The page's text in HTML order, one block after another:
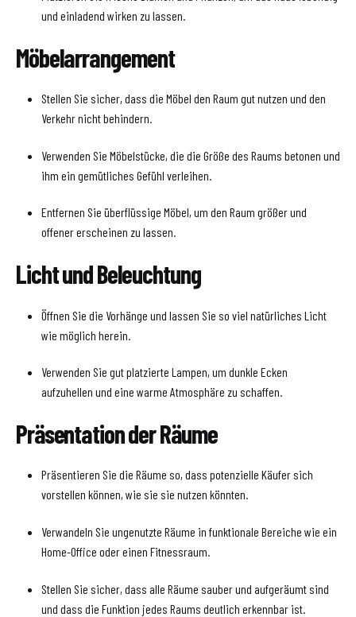
und einladend wirken zu lassen.
Möbelarrangement
Stellen Sie sicher, dass die Möbel den Raum gut nutzen und den
Verkehr nicht behindern.
Verwenden Sie Möbelstücke, die die Größe des Raums betonen und
ihm ein gemütliches Gefühl verleihen.
Entfernen Sie überflüssige Möbel, um den Raum größer und
offener erscheinen zu lassen.
Licht und Beleuchtung
Öffnen Sie die Vorhänge und lassen Sie so viel natürliches Licht
wie möglich herein.
Verwenden Sie gut platzierte Lampen, um dunkle Ecken
aufzuhellen und eine warme Atmosphäre zu schaffen.
Präsentation der Räume
Präsentieren Sie die Räume so, dass potenzielle Käufer sich
vorstellen können, wie sie sie nutzen könnten.
Verwandeln Sie ungenutzte Räume in funktionale Bereiche wie ein
Home-Office oder einen Fitnessraum.
Stellen Sie sicher, dass alle Räume sauber und aufgeräumt sind
und dass die Funktion jedes Raums deutlich erkennbar ist.